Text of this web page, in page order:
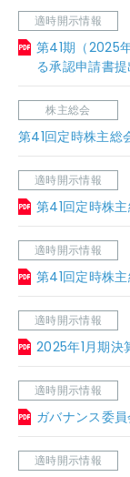
適時開示情報
第41期（2025
る承認申請書
株主総会
第41回定時株主総
適時開示情報
第41回定時株
適時開示情報
第41回定時株
適時開示情報
2025年1月期決
適時開示情報
ガバナンス委
適時開示情報